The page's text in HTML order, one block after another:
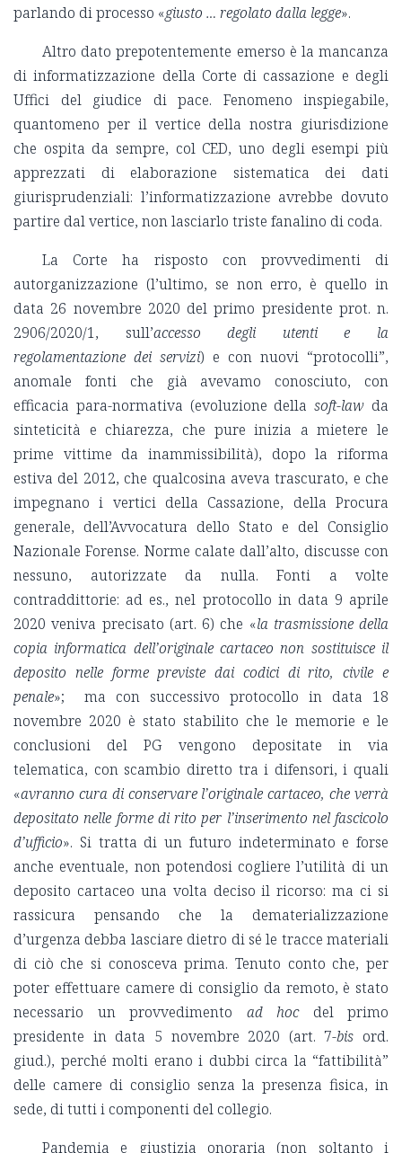
parlando di processo «giusto … regolato dalla legge».
Altro dato prepotentemente emerso è la mancanza
di informatizzazione della Corte di cassazione e degli
Uffici del giudice di pace. Fenomeno inspiegabile,
quantomeno per il vertice della nostra giurisdizione
che ospita da sempre, col CED, uno degli esempi più
apprezzati di elaborazione sistematica dei dati
giurisprudenziali: l’informatizzazione avrebbe dovuto
partire dal vertice, non lasciarlo triste fanalino di coda.
La Corte ha risposto con provvedimenti di
autorganizzazione (l’ultimo, se non erro, è quello in
data 26 novembre 2020 del primo presidente prot. n.
2906/2020/1, sull’accesso degli utenti e la
regolamentazione dei servizi) e con nuovi “protocolli”,
anomale fonti che già avevamo conosciuto, con
efficacia para-normativa (evoluzione dellasoft-law da
sinteticità e chiarezza, che pure inizia a mietere le
prime vittime da inammissibilità), dopo la riforma
estiva del 2012, che qualcosina aveva trascurato, e che
impegnano i vertici della Cassazione, della Procura
generale, dell’Avvocatura dello Stato e del Consiglio
Nazionale Forense. Norme calate dall’alto, discusse con
nessuno, autorizzate da nulla. Fonti a volte
contraddittorie: ad es., nel protocollo in data 9 aprile
2020 veniva precisato (art. 6) che «la trasmissione della
copia informatica dell’originale cartaceo non sostituisce il
deposito nelle forme previste dai codici di rito, civile e
penale»; ma con successivo protocollo in data 18
novembre 2020 è stato stabilito che le memorie e le
conclusioni del PG vengono depositate in via
telematica, con scambio diretto tra i difensori, i quali
«avranno cura di conservare l’originale cartaceo, che verrà
depositato nelle forme di rito per l’inserimento nel fascicolo
d’ufficio». Si tratta di un futuro indeterminato e forse
anche eventuale, non potendosi cogliere l’utilità di un
deposito cartaceo una volta deciso il ricorso: ma ci si
rassicura pensando che la dematerializzazione
d’urgenza debba lasciare dietro di sé le tracce materiali
di ciò che si conosceva prima. Tenuto conto che, per
poter effettuare camere di consiglio da remoto, è stato
necessario un provvedimento ad hocdel primo
presidente in data 5 novembre 2020 (art. 7-bis ord.
giud.), perché molti erano i dubbi circa la “fattibilità”
delle camere di consiglio senza la presenza fisica, in
sede, di tutti i componenti del collegio.
Pandemia e giustizia onoraria (non soltanto i